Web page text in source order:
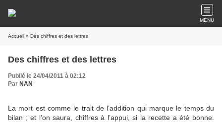
MENU
Accueil » Des chiffres et des lettres
Des chiffres et des lettres
Publié le 24/04/2011 à 02:12
Par NAN
La mort est comme le trait de l’addition qui marque le temps du
bilan ; et l’on saura, chiffres à l’appui, si la recette a été bonne.